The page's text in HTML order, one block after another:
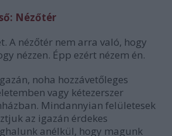
Nézőtér
A nézőtér nem arra való, hogy
nézzen. Épp ezért nézem én.
noha hozzávetőleges
vagy kétezerszer
Mindannyian felületesek
az igazán érdekes
anélkül, hogy magunk